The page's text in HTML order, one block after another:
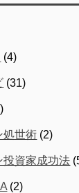
(4)
(31)
処世術 (2)
投資家成功法
(2)